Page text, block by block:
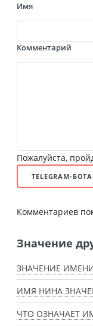
Имя
Комментарий
Пожалуйста,
TELEGRAM-БОТА
Комментариев
Значение
ЗНАЧЕНИЕ
ИМЯ НИНА
ЧТО ОЗНАЧАЕТ